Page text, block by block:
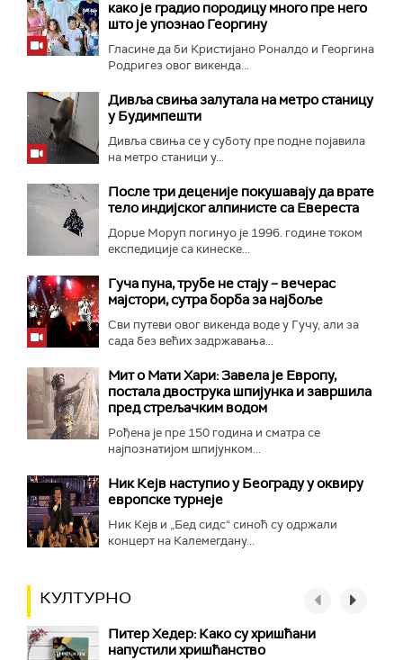
како је градио породицу много пре него
што је упознао Георгину
Гласине да би Кристијано Роналдо и Георгина
Родригез овог викенда...
Дивља свиња залутала на метро станицу
у Будимпешти
Дивља свиња се у суботу пре подне појавила
на метро станици у...
После три деценије покушавају да врате
тело индијског алпинисте са Евереста
Дорџе Моруп погинуо је 1996. године током
експедиције са кинеске...
Гуча пуна, трубе не стају – вечерас
мајстори, сутра борба за најбоље
Сви путеви овог викенда воде у Гучу, али за
сада без већих задржавања...
Мит о Мати Хари: Завела је Европу,
постала двострука шпијунка и завршила
пред стрељачким водом
Рођена је пре 150 година и сматра се
најпознатијом шпијунком...
Ник Кејв наступио у Београду у оквиру
европске турнеје
Ник Кејв и „Бед сидс“ синоћ су одржали
концерт на Калемегдану...
КУЛТУРНО
Питер Хедер: Како су хришћани
напустили хришћанство